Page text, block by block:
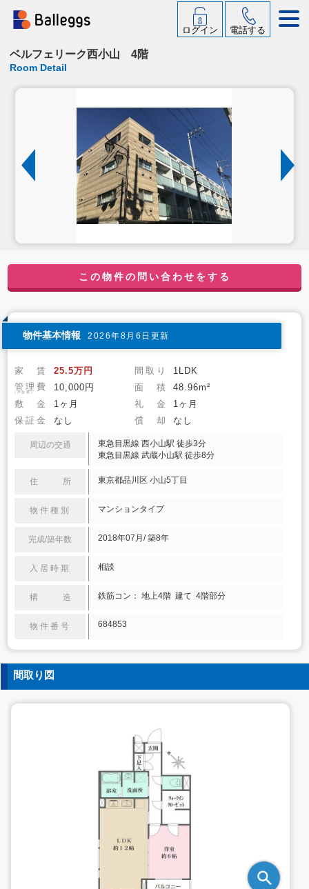
ログイン 電話する
ベルフェリーク西小山 4階
Room Detail
この物件の問い合わせをする
物件基本情報 2026年8月6日更新
家 賃 25.5万円 間取り
1LDK
管理費
(共益費) 10,000円 面 積
48.96m²
敷 金
1ヶ月 礼 金
1ヶ月
保証金
なし 償 却 なし
周辺の交通
東急目黒線 西小山駅 徒歩3分
東急目黒線 武蔵小山駅 徒歩8分
住 所 東京都品川区 小山5丁目
物件種別 マンションタイプ
完成/築年数 2018年07月/ 築8年
入居時期 相談
構 造 鉄筋コン： 地上4階 建て 4階部分
物件番号 684853
間取り図